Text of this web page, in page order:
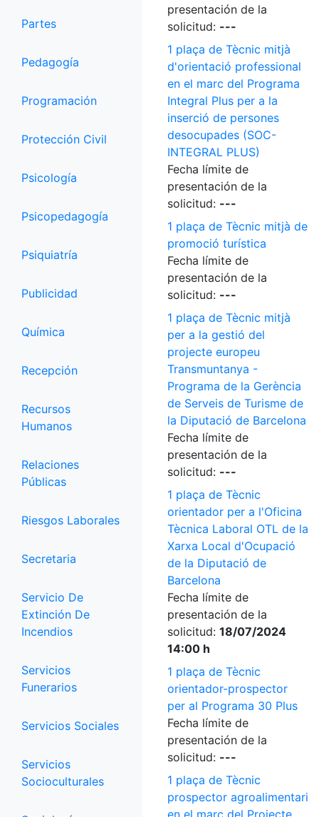
Partes
Pedagogía
Programación
Protección Civil
Psicología
Psicopedagogía
Psiquiatría
Publicidad
Química
Recepción
Recursos
Humanos
Relaciones
Públicas
Riesgos Laborales
Secretaria
Servicio De
Extinción De
Incendios
Servicios
Funerarios
Servicios Sociales
Servicios
Socioculturales
presentación de la
solicitud: ---
1 plaça de Tècnic mitjà
d'orientació professional
en el marc del Programa
Integral Plus per a la
inserció de persones
desocupades (SOC-
INTEGRAL PLUS)
Fecha límite de
presentación de la
solicitud: ---
1 plaça de Tècnic mitjà de
promoció turística
Fecha límite de
presentación de la
solicitud: ---
1 plaça de Tècnic mitjà
per a la gestió del
projecte europeu
Transmuntanya -
Programa de la Gerència
de Serveis de Turisme de
la Diputació de Barcelona
Fecha límite de
presentación de la
solicitud: ---
1 plaça de Tècnic
orientador per a l'Oficina
Tècnica Laboral OTL de la
Xarxa Local d'Ocupació
de la Diputació de
Barcelona
Fecha límite de
presentación de la
solicitud: 18/07/2024
14:00 h
1 plaça de Tècnic
orientador-prospector
per al Programa 30 Plus
Fecha límite de
presentación de la
solicitud: ---
1 plaça de Tècnic
prospector agroalimentari
en el marc del Projecte